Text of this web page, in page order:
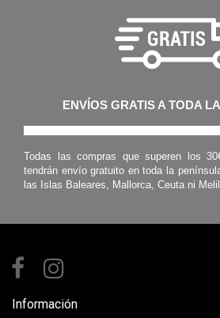
ENVÍOS GRATIS A TODA
Todas las compras que superen los
tendrán envío gratuito en toda la
las Islas Baleares, Mallorca, Ceuta ni
Información